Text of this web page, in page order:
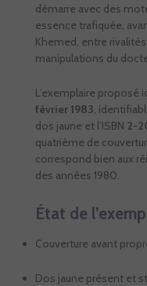
démarre avec des
essence trafiquée,
Khemed, entre
manipulations du
L’exemplaire proposé
février 1983,
dos jaune et l’ISBN 2-
quatrième de
correspond bien aux
des années 1980.
État de
Couverture avant
Dos jaune présent et